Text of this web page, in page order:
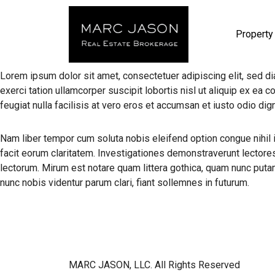
Lorem ipsum dolor sit amet, consectetuer adipiscing elit, sed
exerci tation ullamcorper suscipit lobortis nisl ut aliquip ex ea
feugiat nulla facilisis at vero eros et accumsan et iusto odio
Nam liber tempor cum soluta nobis eleifend option congue
facit eorum claritatem. Investigationes demonstraverunt
lectorum. Mirum est notare quam littera gothica, quam nunc
nunc nobis videntur parum clari, fiant sollemnes in futurum.
MARC JASON, LLC. All Rights Reserved